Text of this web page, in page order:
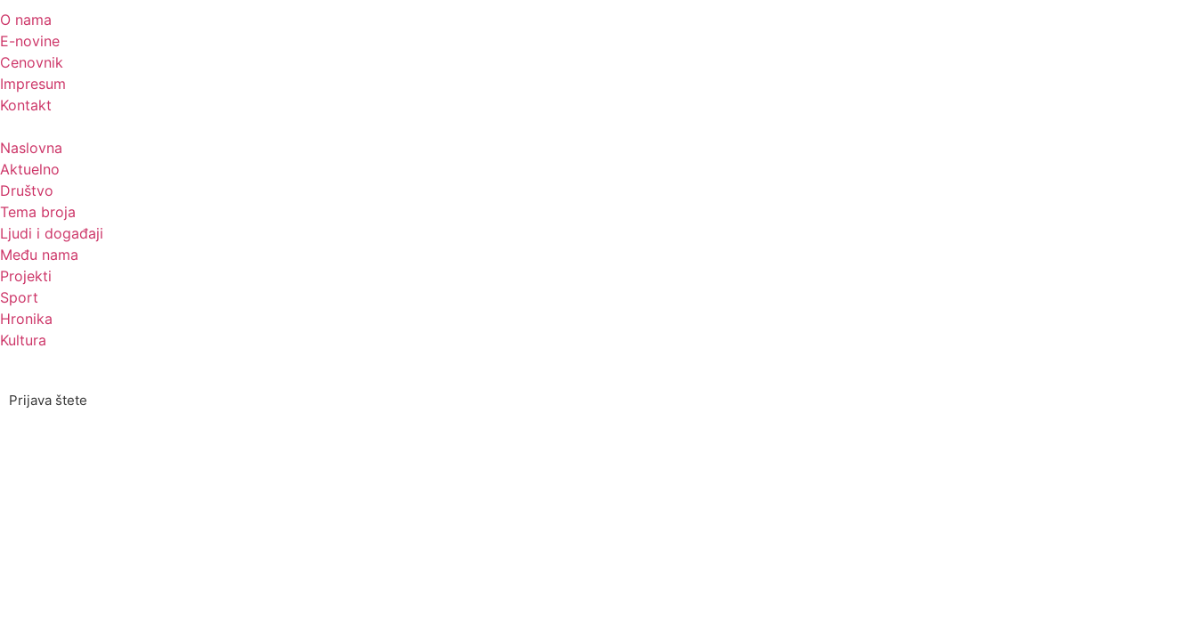
O nama
E-novine
Cenovnik
Impresum
Kontakt
Naslovna
Aktuelno
Društvo
Tema broja
Ljudi i događaji
Među nama
Projekti
Sport
Hronika
Kultura
Prijava štete